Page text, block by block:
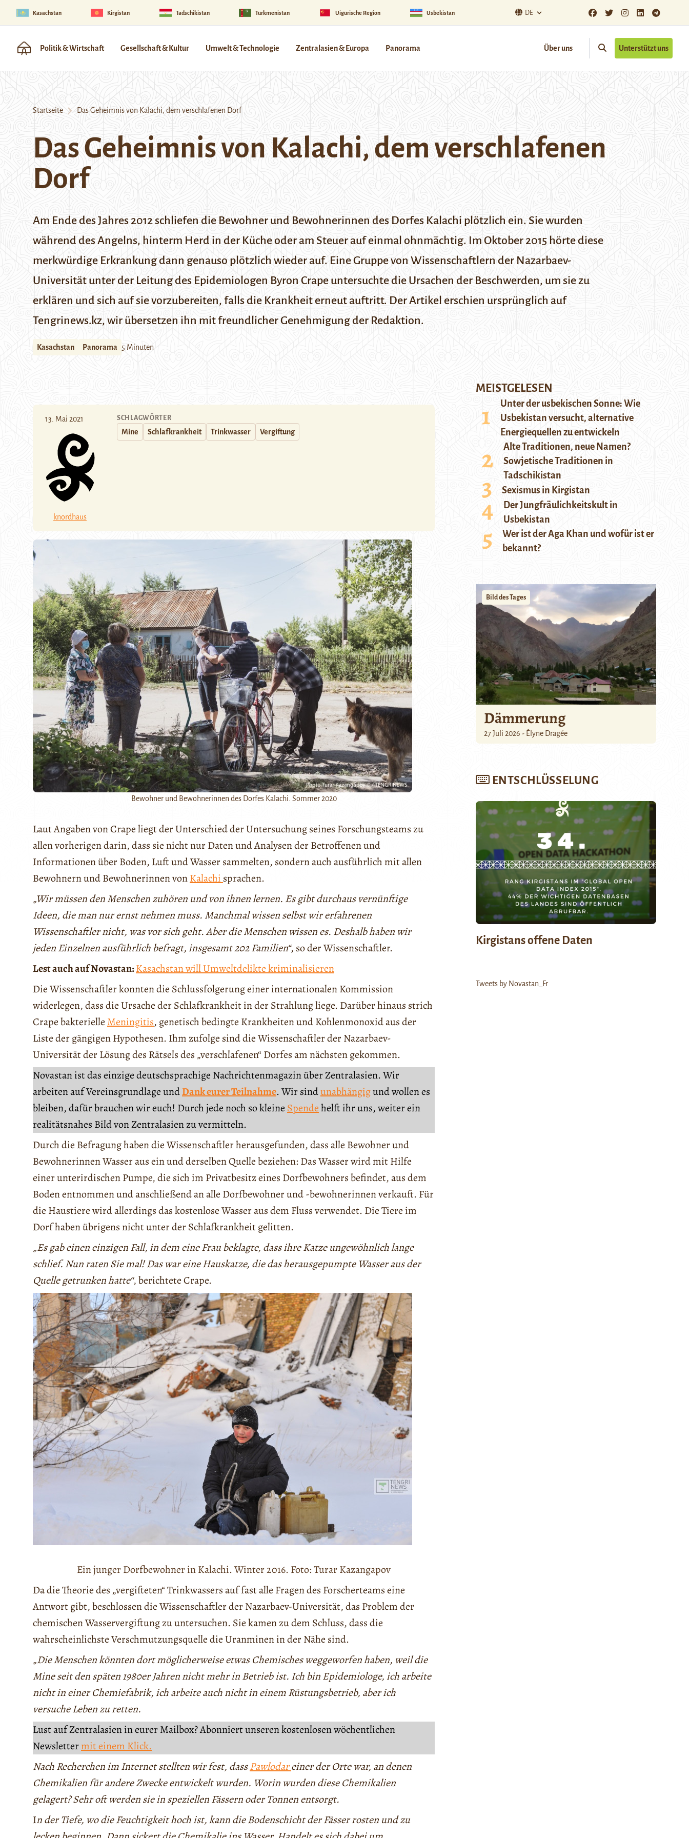
Kasachstan Kirgistan Tadschikistan Turkmenistan Uigurische Region Usbekistan DE
Politik & Wirtschaft Gesellschaft & Kultur Umwelt & Technologie Zentralasien & Europa Panorama Über uns Unterstützt uns
Startseite Das Geheimnis von Kalachi, dem verschlafenen Dorf
Das Geheimnis von Kalachi, dem verschlafenen
Dorf
Am Ende des Jahres 2012 schliefen die Bewohner und Bewohnerinnen des Dorfes Kalachi plötzlich ein. Sie wurden
während des Angelns, hinterm Herd in der Küche oder am Steuer auf einmal ohnmächtig. Im Oktober 2015 hörte diese
merkwürdige Erkrankung dann genauso plötzlich wieder auf. Eine Gruppe von Wissenschaftlern der Nazarbaev-
Universität unter der Leitung des Epidemiologen Byron Crape untersuchte die Ursachen der Beschwerden, um sie zu
erklären und sich auf sie vorzubereiten, falls die Krankheit erneut auftritt. Der Artikel erschien ursprünglich auf
Tengrinews.kz, wir übersetzen ihn mit freundlicher Genehmigung der Redaktion.
Kasachstan Panorama 5 Minuten
13. Mai 2021
knordhaus
SCHLAGWÖRTER
Mine Schlafkrankheit Trinkwasser Vergiftung
Bewohner und Bewohnerinnen des Dorfes Kalachi. Sommer 2020
Laut Angaben von Crape liegt der Unterschied der Untersuchung seines Forschungsteams zu
allen vorherigen darin, dass sie nicht nur Daten und Analysen der Betroffenen und
Informationen über Boden, Luft und Wasser sammelten, sondern auch ausführlich mit allen
Bewohnern und Bewohnerinnen vonKalachi sprachen.
„Wir müssen den Menschen zuhören und von ihnen lernen. Es gibt durchaus vernünftige
Ideen, die man nur ernst nehmen muss. Manchmal wissen selbst wir erfahrenen
Wissenschaftler nicht, was vor sich geht. Aber die Menschen wissen es. Deshalb haben wir
jeden Einzelnen ausführlich befragt, insgesamt 202 Familien“, so der Wissenschaftler.
Lest auch auf Novastan:Kasachstan will Umweltdelikte kriminalisieren
Die Wissenschaftler konnten die Schlussfolgerung einer internationalen Kommission
widerlegen, dass die Ursache der Schlafkrankheit in der Strahlung liege. Darüber hinaus strich
Crape bakterielle Meningitis, genetisch bedingte Krankheiten und Kohlenmonoxid aus der
Liste der gängigen Hypothesen. Ihm zufolge sind die Wissenschaftler der Nazarbaev-
Universität der Lösung des Rätsels des „verschlafenen“ Dorfes am nächsten gekommen.
Novastan ist das einzige deutschsprachige Nachrichtenmagazin über Zentralasien. Wir
arbeiten auf Vereinsgrundlage undDank eurer Teilnahme. Wir sindunabhängigund wollen es
bleiben, dafür brauchen wir euch! Durch jede noch so kleine Spendehelft ihr uns, weiter ein
realitätsnahes Bild von Zentralasien zu vermitteln.
Durch die Befragung haben die Wissenschaftler herausgefunden, dass alle Bewohner und
Bewohnerinnen Wasser aus ein und derselben Quelle beziehen: Das Wasser wird mit Hilfe
einer unterirdischen Pumpe, die sich im Privatbesitz eines Dorfbewohners befindet, aus dem
Boden entnommen und anschließend an alle Dorfbewohner und -bewohnerinnen verkauft. Für
die Haustiere wird allerdings das kostenlose Wasser aus dem Fluss verwendet. Die Tiere im
Dorf haben übrigens nicht unter der Schlafkrankheit gelitten.
„Es gab einen einzigen Fall, in dem eine Frau beklagte, dass ihre Katze ungewöhnlich lange
schlief. Nun raten Sie mal! Das war eine Hauskatze, die das herausgepumpte Wasser aus der
Quelle getrunken hatte“, berichtete Crape.
Ein junger Dorfbewohner in Kalachi. Winter 2016. Foto: Turar Kazangapov
Da die Theorie des „vergifteten“ Trinkwassers auf fast alle Fragen des Forscherteams eine
Antwort gibt, beschlossen die Wissenschaftler der Nazarbaev-Universität, das Problem der
chemischen Wasservergiftung zu untersuchen. Sie kamen zu dem Schluss, dass die
wahrscheinlichste Verschmutzungsquelle die Uranminen in der Nähe sind.
„Die Menschen könnten dort möglicherweise etwas Chemisches weggeworfen haben, weil die
Mine seit den späten 1980er Jahren nicht mehr in Betrieb ist. Ich bin Epidemiologe, ich arbeite
nicht in einer Chemiefabrik, ich arbeite auch nicht in einem Rüstungsbetrieb, aber ich
versuche Leben zu retten.
Lust auf Zentralasien in eurer Mailbox? Abonniert unseren kostenlosen wöchentlichen
Newslettermit einem Klick.
Nach Recherchen im Internet stellten wir fest, dassPawlodareiner der Orte war, an denen
Chemikalien für andere Zwecke entwickelt wurden. Worin wurden diese Chemikalien
gelagert? Sehr oft werden sie in speziellen Fässern oder Tonnen entsorgt.
In der Tiefe, wo die Feuchtigkeit hoch ist, kann die Bodenschicht der Fässer rosten und zu
MEISTGELESEN
Unter der usbekischen Sonne: Wie
Usbekistan versucht, alternative
Energiequellen zu entwickeln
Alte Traditionen, neue Namen?
Sowjetische Traditionen in
Tadschikistan
Sexismus in Kirgistan
Der Jungfräulichkeitskult in
Usbekistan
Wer ist der Aga Khan und wofür ist er
bekannt?
Bild des Tages
Dämmerung
27 Juli 2026 - Élyne Dragée
ENTSCHLÜSSELUNG
Kirgistans offene Daten
Tweets by Novastan_Fr